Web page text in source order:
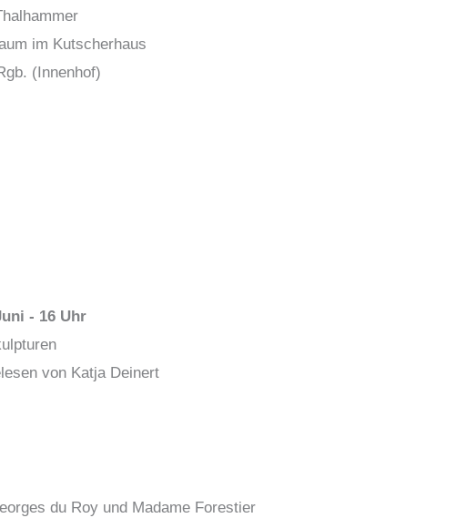
im Kutscherhaus
(Innenhof)
- 16 Uhr
von Katja Deinert
du Roy und Madame Forestier